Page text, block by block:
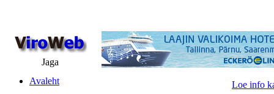
Jaga
Avaleht
Loe info